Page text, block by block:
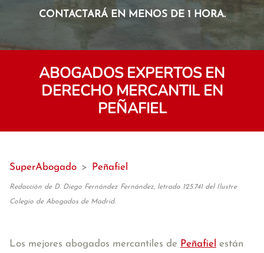
CONTACTARÁ EN MENOS DE 1 HORA.
ABOGADOS EXPERTOS EN
DERECHO MERCANTIL EN
PEÑAFIEL
SuperAbogado > Peñafiel
Redacción de D. Diego Fernández Fernández, letrado 125.741 del Ilustre
Colegio de Abogados de Madrid.
Los mejores abogados mercantiles de Peñafiel están